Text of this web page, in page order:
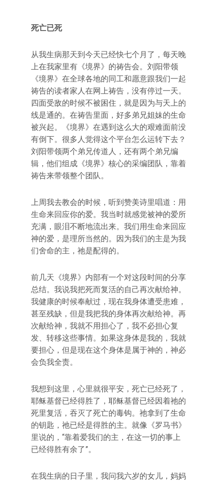
死亡已死
从我生病那天到今天已经快七个月了，每天晚
上在我家里有《境界》的祷告会。刘阳带领
《境界》在全球各地的同工和愿意跟我们一起
祷告的读者家人在网上祷告，没有停过一天。
四面受敌的时候不被困住，就是因为与天上的
线是通的。在祷告里面，好多弟兄姐妹的生命
被兴起。《境界》在遇到这么大的艰难面前没
有倒下。很多人觉得这个平台怎么运转下去？
刘阳带领两个弟兄传道人，还有两个弟兄编
辑，他们组成《境界》核心的采编团队，靠着
祷告来带领整个团队。
上周我去教会的时候，听到赞美诗里唱道：用
生命来回应你的爱。我当时就感觉被神的爱所
充满，眼泪不断地流出来。我们用生命来回应
神的爱，是理所当然的。因为我们的主是为我
们舍命的主，祂是配得的。
前几天《境界》内部有一个对这段时间的分享
总结。我说我把死而复活的自己再次献给神。
我健康的时候奉献过，现在我身体遭受患难，
甚至残缺，但是我把我的身体再次献给神。再
次献给神，我就不用担心了，我不必担心复
发、转移这些事情。如果这身体是我的，我就
要担心，但是现在这个身体是属于神的，神必
会负我全责。
我想到这里，心里就很平安，死亡已经死了，
耶稣基督已经得胜了，耶稣基督已经因着祂的
死里复活，吞灭了死亡的毒钩。祂拿到了生命
的钥匙，祂已经是得胜的主。就像《罗马书》
里说的，“靠着爱我们的主，在这一切的事上
已经得胜有余了”。
在我生病的日子里，我问我六岁的女儿，妈妈